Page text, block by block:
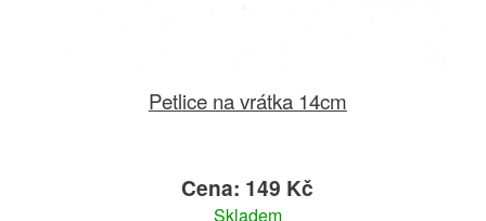
Petlice na vrátka 14cm
Cena: 149 Kč
Skladem